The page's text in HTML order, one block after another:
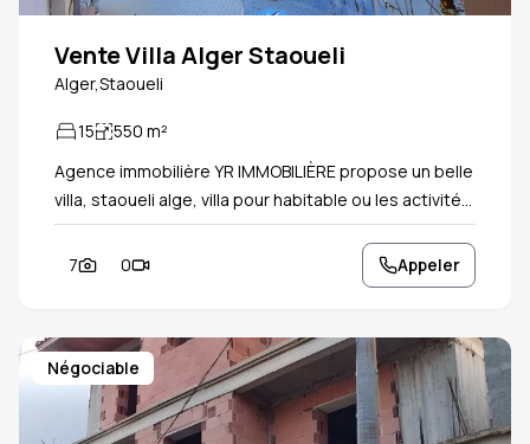
Vente Villa Alger Staoueli
Alger,Staoueli
15 550 m²
Agence immobilière YR IMMOBILIÈRE propose un belle
villa, staoueli alge, villa pour habitable ou les activités
✅ acte 📑 livre 📕 ✅ trois façades ✅ trois accès ✅ R+2
✅ chaudière centrale ✅ bâche à eau 8 m2 ✅ piscine
🏊‍♀️ ✅RDC grande salle et cuisine extérieur ✅
endroit, calme et sécurisé et confidentialité totale
7 0 Appeler
Négociable